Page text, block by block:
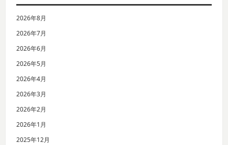
2026年8月
2026年7月
2026年6月
2026年5月
2026年4月
2026年3月
2026年2月
2026年1月
2025年12月